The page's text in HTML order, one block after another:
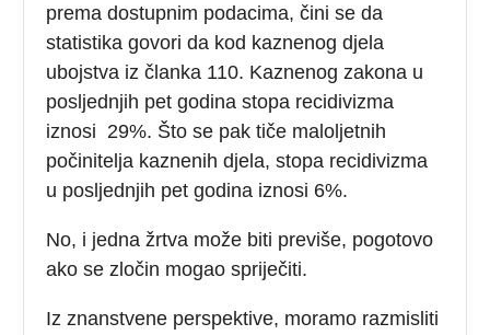
prema dostupnim podacima, čini se da
statistika govori da kod kaznenog djela
ubojstva iz članka 110. Kaznenog zakona u
posljednjih pet godina stopa recidivizma
iznosi 29%. Što se pak tiče maloljetnih
počinitelja kaznenih djela, stopa recidivizma
u posljednjih pet godina iznosi 6%.
No, i jedna žrtva može biti previše, pogotovo
ako se zločin mogao spriječiti.
Iz znanstvene perspektive, moramo razmisliti